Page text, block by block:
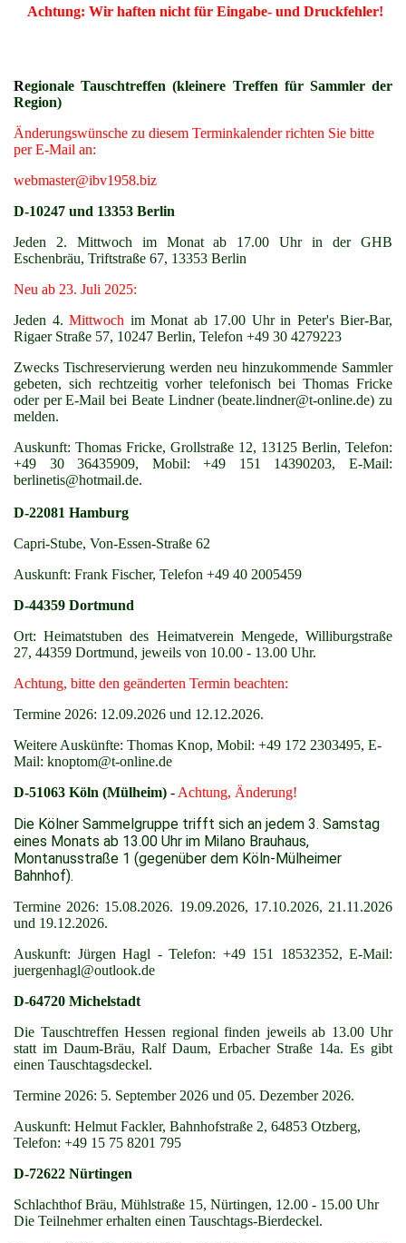
Achtung: Wir haften nicht für Eingabe- und Druckfehler!
Regionale Tauschtreffen (kleinere Treffen für Sammler der
Region)
Änderungswünsche zu diesem Terminkalender richten Sie bitte
per E-Mail an:
webmaster@ibv1958.biz
D-10247 und 13353 Berlin
Jeden 2. Mittwoch im Monat ab 17.00 Uhr in der GHB
Eschenbräu, Triftstraße 67, 13353 Berlin
Neu ab 23. Juli 2025:
Jeden 4. Mittwoch im Monat ab 17.00 Uhr in Peter's Bier-Bar,
Rigaer Straße 57, 10247 Berlin, Telefon +49 30 4279223
Zwecks Tischreservierung werden neu hinzukommende Sammler
gebeten, sich rechtzeitig vorher telefonisch bei Thomas Fricke
oder per E-Mail bei Beate Lindner (beate.lindner@t-online.de) zu
melden.
Auskunft: Thomas Fricke, Grollstraße 12, 13125 Berlin, Telefon:
+49 30 36435909, Mobil: +49 151 14390203, E-Mail:
berlinetis@hotmail.de.
D-22081 Hamburg
Capri-Stube, Von-Essen-Straße 62
Auskunft: Frank Fischer, Telefon +49 40 2005459
D-44359 Dortmund
Ort: Heimatstuben des Heimatverein Mengede, Williburgstraße
27, 44359 Dortmund, jeweils von 10.00 - 13.00 Uhr.
Achtung, bitte den geänderten Termin beachten:
Termine 2026: 12.09.2026 und 12.12.2026.
Weitere Auskünfte: Thomas Knop, Mobil: +49 172 2303495, E-
Mail: knoptom@t-online.de
D-51063 Köln (Mülheim) - Achtung, Änderung!
Die Kölner Sammelgruppe trifft sich an jedem 3. Samstag
eines Monats ab 13.00 Uhr im Milano Brauhaus,
Montanusstraße 1 (gegenüber dem Köln-Mülheimer
Bahnhof).
Termine 2026: 15.08.2026. 19.09.2026, 17.10.2026, 21.11.2026
und 19.12.2026.
Auskunft: Jürgen Hagl - Telefon: +49 151 18532352, E-Mail:
juergenhagl@outlook.de
D-64720 Michelstadt
Die Tauschtreffen Hessen regional finden jeweils ab 13.00 Uhr
statt im Daum-Bräu, Ralf Daum, Erbacher Straße 14a. Es gibt
einen Tauschtagsdeckel.
Termine 2026: 5. September 2026 und 05. Dezember 2026.
Auskunft: Helmut Fackler, Bahnhofstraße 2, 64853 Otzberg,
Telefon: +49 15 75 8201 795
D-72622 Nürtingen
Schlachthof Bräu, Mühlstraße 15, Nürtingen, 12.00 - 15.00 Uhr
Die Teilnehmer erhalten einen Tauschtags-Bierdeckel.